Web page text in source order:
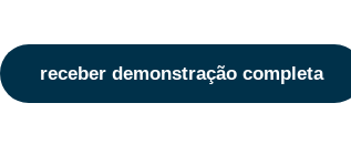
receber demonstração completa